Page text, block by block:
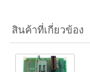
สินค้าที่เกี่ยวข้อง